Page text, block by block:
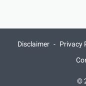
Disclaimer Privacy
©